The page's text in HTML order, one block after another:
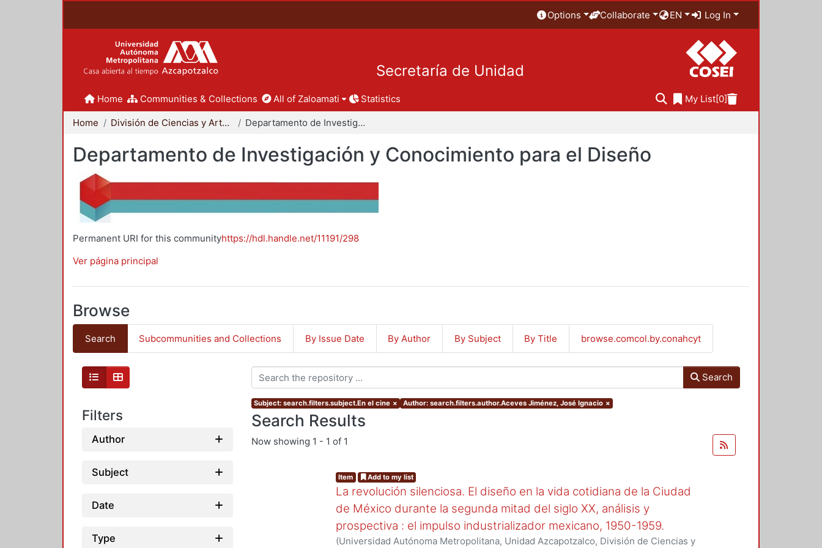
Options Collaborate EN Log In
Secretaría de Unidad
Home Communities & Collections All of Zaloamati Statistics My List[0]
Home División de Ciencias y Artes para el Diseño Departamento de Investigación y Conocimiento para el Diseño
Departamento de Investigación y Conocimiento para el Diseño
Permanent URI for this communityhttps://hdl.handle.net/11191/298
Ver página principal
Browse
Search Subcommunities and Collections By Issue Date By Author By Subject By Title browse.comcol.by.conahcyt
Filters
Author
Subject
Date
Type
Search
Subject: search.filters.subject.En el cine × Author: search.filters.author.Aceves Jiménez, José Ignacio ×
Search Results
Now showing 1 - 1 of 1
Item Add to my list
La revolución silenciosa. El diseño en la vida cotidiana de la Ciudad
de México durante la segunda mitad del siglo XX, análisis y
prospectiva : el impulso industrializador mexicano, 1950-1959.
(Universidad Autónoma Metropolitana, Unidad Azcapotzalco, División de Ciencias y